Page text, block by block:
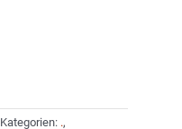
Kategorien: .,